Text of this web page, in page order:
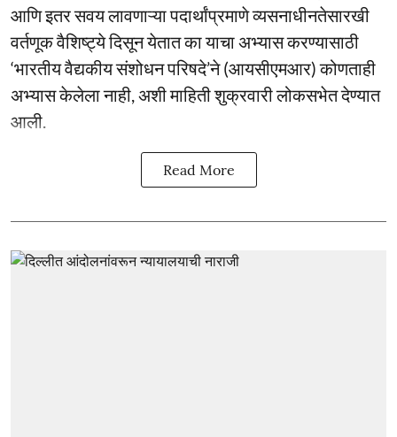
आणि इतर सवय लावणाऱ्या पदार्थांप्रमाणे व्यसनाधीनतेसारखी
वर्तणूक वैशिष्ट्ये दिसून येतात का याचा अभ्यास करण्यासाठी
‘भारतीय वैद्यकीय संशोधन परिषदे’ने (आयसीएमआर) कोणताही
अभ्यास केलेला नाही, अशी माहिती शुक्रवारी लोकसभेत देण्यात
आली.
Read More